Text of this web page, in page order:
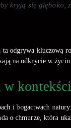
kryją się
odgrywa kluczową
na odkrycie w życiu
i bogactwach
o chmurze, która